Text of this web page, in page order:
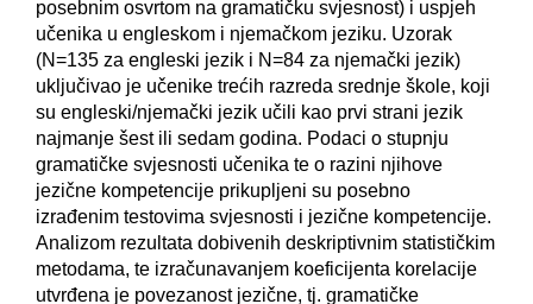
posebnim osvrtom na gramatičku svjesnost) i uspjeh
učenika u engleskom i njemačkom jeziku. Uzorak
(N=135 za engleski jezik i N=84 za njemački jezik)
uključivao je učenike trećih razreda srednje škole, koji
su engleski/njemački jezik učili kao prvi strani jezik
najmanje šest ili sedam godina. Podaci o stupnju
gramatičke svjesnosti učenika te o razini njihove
jezične kompetencije prikupljeni su posebno
izrađenim testovima svjesnosti i jezične kompetencije.
Analizom rezultata dobivenih deskriptivnim statističkim
metodama, te izračunavanjem koeficijenta korelacije
utvrđena je povezanost jezične, tj. gramatičke